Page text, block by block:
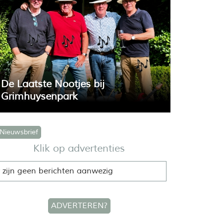
De Laatste Nootjes bij
Grimhuysenpark
6 augustus speelt bij het
Grimhuysenpark de band 'De Laatste
Nieuwsbrief
Klik op advertenties
zijn geen berichten aanwezig
ADVERTEREN?